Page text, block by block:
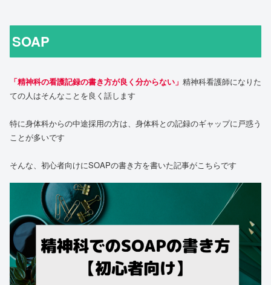
SOAP
「精神科の看護記録の書き方が良く分からない」 精神科看護師になりた
ての人はそんなことを良く話します
特に身体科からの中途採用の方は、身体科との記録のギャップに戸惑う
ことが多いです
そんな、初心者向けにSOAPの書き方を書いた記事がこちらです